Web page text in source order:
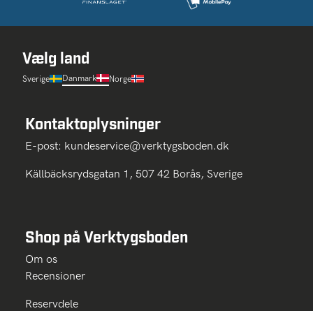
Vælg land
Sverige Danmark Norge
Kontaktoplysninger
E-post: kundeservice@verktygsboden.dk
Källbäcksrydsgatan 1, 507 42 Borås, Sverige
Shop på Verktygsboden
Om os
Recensioner
Reservdele